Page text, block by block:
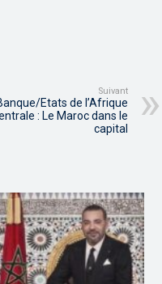
Suivant
Etats de l’Afrique
: Le Maroc dans le
capital